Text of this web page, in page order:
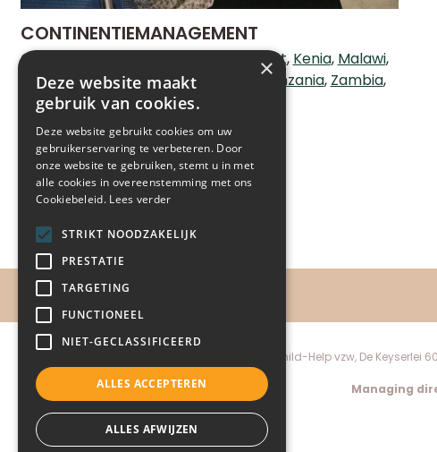
CONTINENTIEMANAGEMENT
Congo Ivoorkust Kenia Malawi
Oeganda Oekraïne Peru Tanzania Zambia
Zuid Afrika
LEES MEER
Child-Help vzw, De Keyserlei
Managing
×
Deze website maakt
gebruik van cookies.
Deze website gebruikt cookies om uw
gebruikerservaring te verbeteren. Door
onze website te gebruiken, stemt u in met
alle cookies in overeenstemming met ons
Cookiebeleid. Lees verder
STRIKT NOODZAKELIJK
PRESTATIE
TARGETING
FUNCTIONEEL
NIET-GECLASSIFICEERD
ALLES ACCEPTEREN
ALLES AFWIJZEN